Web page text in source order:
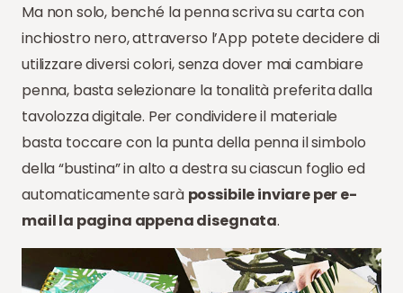
Ma non solo, benché la penna scriva su carta con
inchiostro nero, attraverso l’App potete decidere di
utilizzare diversi colori, senza dover mai cambiare
penna, basta selezionare la tonalità preferita dalla
tavolozza digitale. Per condividere il materiale
basta toccare con la punta della penna il simbolo
della “bustina” in alto a destra su ciascun foglio ed
automaticamente sarà possibile inviare per e-
mail la pagina appena disegnata.